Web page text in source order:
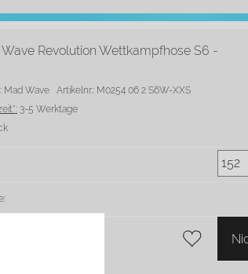
Revolution Wettkampfhose S6 -
Mad Wave Artikelnr.: M0254 06 2 S6W-XXS
3-5 Werktage